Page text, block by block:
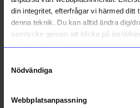
din integritet, efterfrågar vi härmed ditt
denna teknik. Du kan alltid ändra dig/
samtycke genom att klicka på
Nödvändiga
Webbplatsanpassning
P
Petra • åhlens.se
Liknande